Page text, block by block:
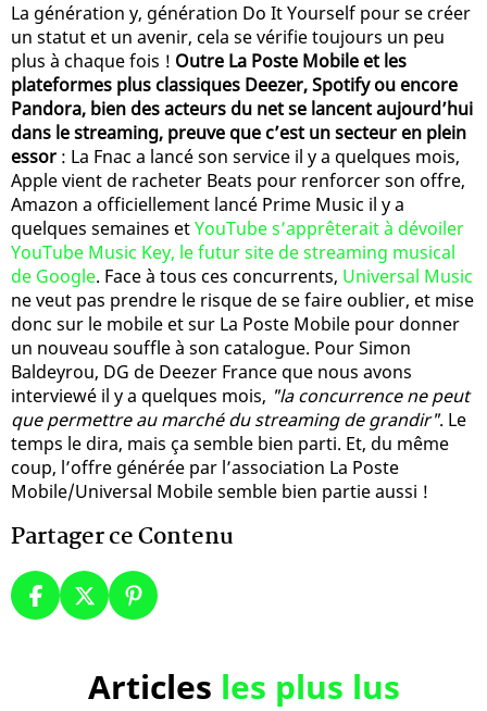
La génération y, génération Do It Yourself pour se créer
un statut et un avenir, cela se vérifie toujours un peu
plus à chaque fois ! Outre La Poste Mobile et les
plateformes plus classiques Deezer, Spotify ou encore
Pandora, bien des acteurs du net se lancent aujourd’hui
dans le streaming, preuve que c’est un secteur en plein
essor : La Fnac a lancé son service il y a quelques mois,
Apple vient de racheter Beats pour renforcer son offre,
Amazon a officiellement lancé Prime Music il y a
quelques semaines etYouTube s’apprêterait à dévoiler
YouTube Music Key, le futur site de streaming musical
de Google. Face à tous ces concurrents, Universal Music
ne veut pas prendre le risque de se faire oublier, et mise
donc sur le mobile et sur La Poste Mobile pour donner
un nouveau souffle à son catalogue. Pour Simon
Baldeyrou, DG de Deezer France que nous avons
interviewé il y a quelques mois, "la concurrence ne peut
que permettre au marché du streaming de grandir". Le
temps le dira, mais ça semble bien parti. Et, du même
coup, l’offre générée par l’association La Poste
Mobile/Universal Mobile semble bien partie aussi !
Partager ce Contenu
Articles les plus lus